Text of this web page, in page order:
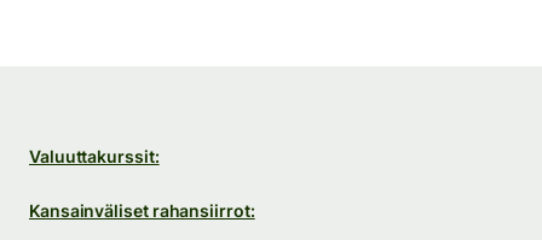
Valuuttakurssit:
Kansainväliset rahansiirrot: